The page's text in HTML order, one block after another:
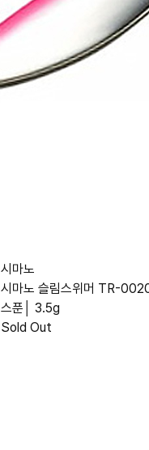
시마노
시마노 슬림스위머 TR-
스푼│ 3.5g
Sold Out